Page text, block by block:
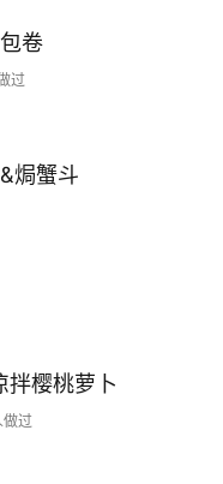
卷
过
焗蟹斗
拌樱桃萝卜
过